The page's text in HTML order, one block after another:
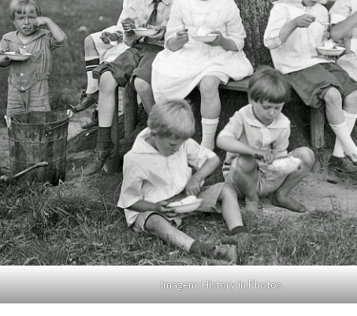
Imagem: History in Photos